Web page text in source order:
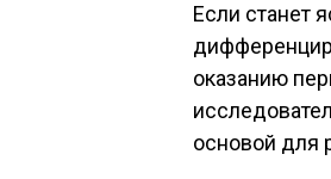
Если станет
оказанию
основой для